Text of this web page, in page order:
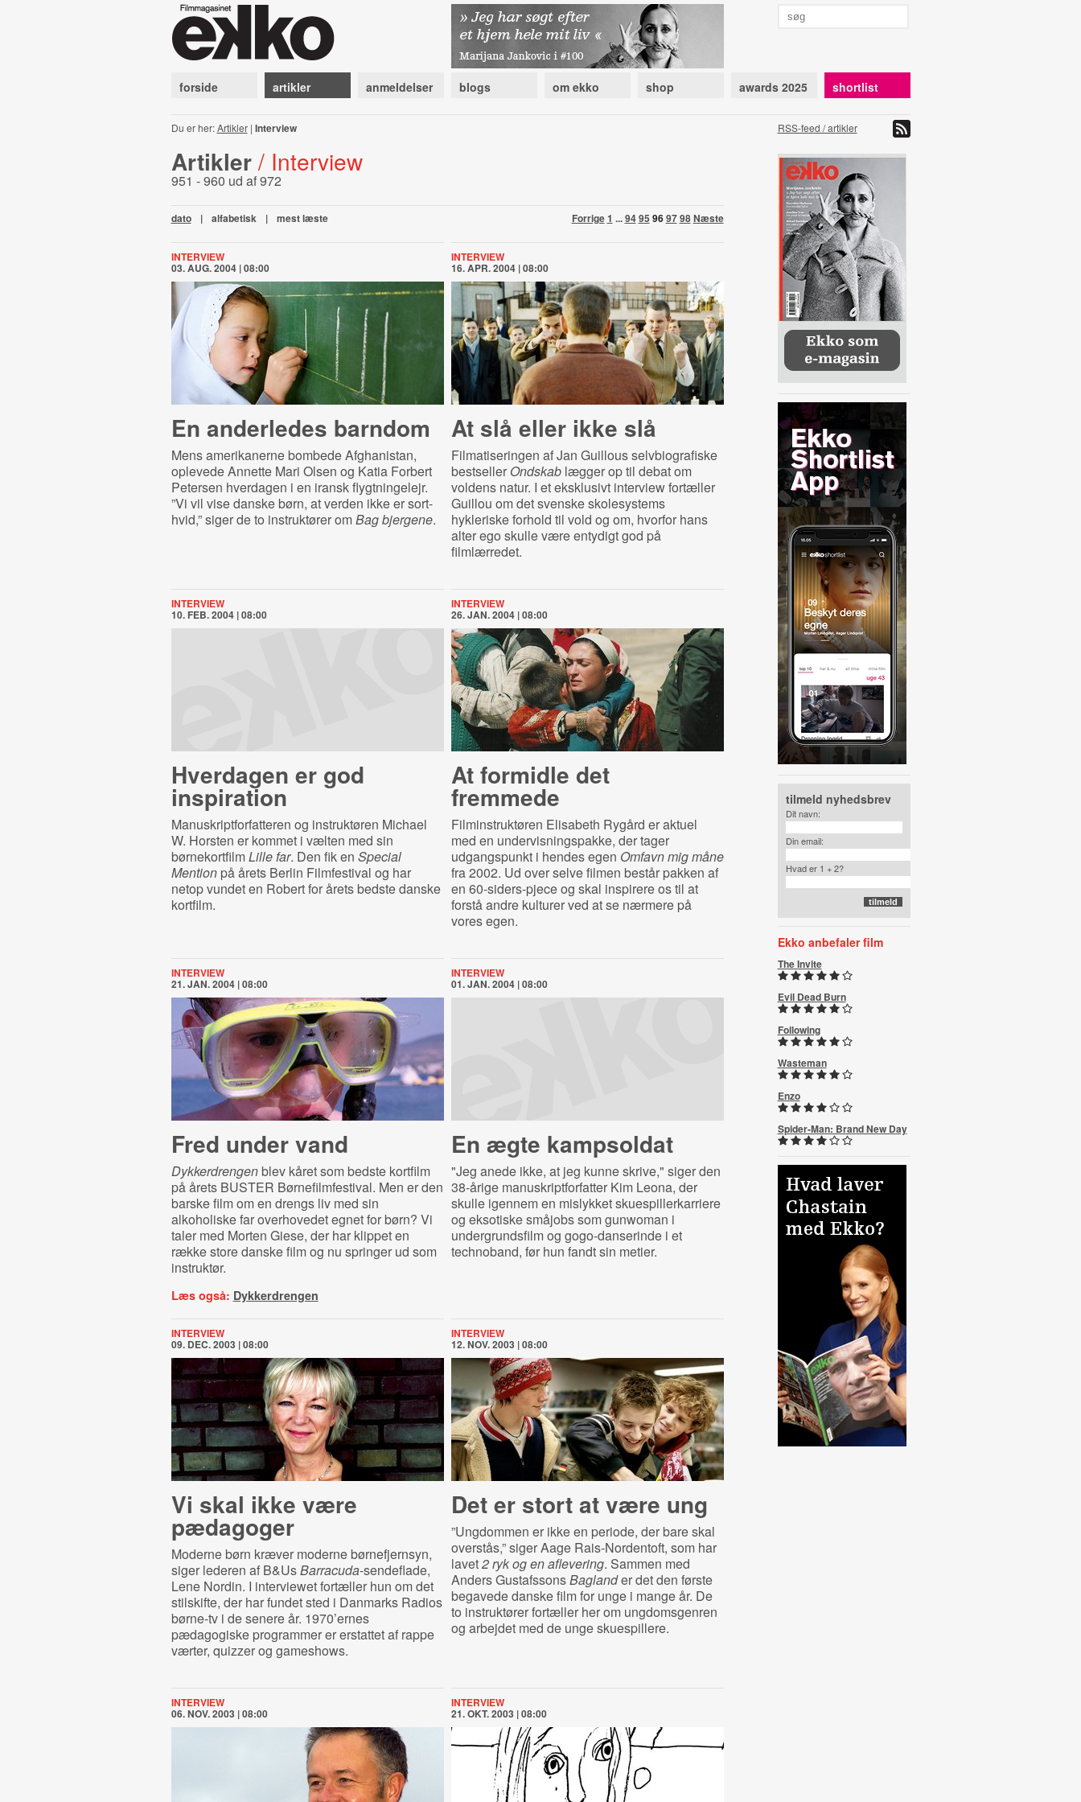
forside artikler anmeldelser blogs om ekko shop awards 2025 shortlist
Du er her:Artikler| Interview RSS-feed / artikler
Artikler / Interview
951 - 960 ud af 972
Forrige1 ...9495 969798Næste
dato | alfabetisk | mest læste
INTERVIEW
03. AUG. 2004 | 08:00
En anderledes barndom
Mens amerikanerne bombede Afghanistan,
oplevede Annette Mari Olsen og Katia Forbert
Petersen hverdagen i en iransk flygtningelejr.
”Vi vil vise danske børn, at verden ikke er sort-
hvid,” siger de to instruktører omBag bjergene.
INTERVIEW
16. APR. 2004 | 08:00
At slå eller ikke slå
Filmatiseringen af Jan Guillous selvbiografiske
bestseller Ondskablægger op til debat om
voldens natur. I et eksklusivt interview fortæller
Guillou om det svenske skolesystems
hykleriske forhold til vold og om, hvorfor hans
alter ego skulle være entydigt god på
filmlærredet.
INTERVIEW
10. FEB. 2004 | 08:00
Hverdagen er god
inspiration
Manuskriptforfatteren og instruktøren Michael
W. Horsten er kommet i vælten med sin
børnekortfilmLille far. Den fik en Special
Mentionpå årets Berlin Filmfestival og har
netop vundet en Robert for årets bedste danske
kortfilm.
INTERVIEW
26. JAN. 2004 | 08:00
At formidle det
fremmede
Filminstruktøren Elisabeth Rygård er aktuel
med en undervisningspakke, der tager
udgangspunkt i hendes egen Omfavn mig måne
fra 2002. Ud over selve filmen består pakken af
en 60-siders-pjece og skal inspirere os til at
forstå andre kulturer ved at se nærmere på
vores egen.
INTERVIEW
21. JAN. 2004 | 08:00
Fred under vand
Dykkerdrengenblev kåret som bedste kortfilm
på årets BUSTER Børnefilmfestival. Men er den
barske film om en drengs liv med sin
alkoholiske far overhovedet egnet for børn? Vi
taler med Morten Giese, der har klippet en
række store danske film og nu springer ud som
instruktør.
Læs også: Dykkerdrengen
INTERVIEW
01. JAN. 2004 | 08:00
En ægte kampsoldat
"Jeg anede ikke, at jeg kunne skrive," siger den
38-årige manuskriptforfatter Kim Leona, der
skulle igennem en mislykket skuespillerkarriere
og eksotiske småjobs som gunwoman i
undergrundsfilm og gogo-danserinde i et
technoband, før hun fandt sin metier.
INTERVIEW
09. DEC. 2003 | 08:00
Vi skal ikke være
pædagoger
Moderne børn kræver moderne børnefjernsyn,
siger lederen af B&UsBarracuda-sendeflade,
Lene Nordin. I interviewet fortæller hun om det
stilskifte, der har fundet sted i Danmarks Radios
børne-tv i de senere år. 1970’ernes
pædagogiske programmer er erstattet af rappe
værter, quizzer og gameshows.
INTERVIEW
12. NOV. 2003 | 08:00
Det er stort at være ung
”Ungdommen er ikke en periode, der bare skal
overstås,” siger Aage Rais-Nordentoft, som har
lavet2 ryk og en aflevering. Sammen med
Anders GustafssonsBaglander det den første
begavede danske film for unge i mange år. De
to instruktører fortæller her om ungdomsgenren
og arbejdet med de unge skuespillere.
INTERVIEW
06. NOV. 2003 | 08:00
INTERVIEW
21. OKT. 2003 | 08:00
tilmeld nyhedsbrev
Dit navn:
Din email:
Hvad er 1 + 2?
Ekko anbefaler film
The Invite
Evil Dead Burn
Following
Wasteman
Enzo
Spider-Man: Brand New Day